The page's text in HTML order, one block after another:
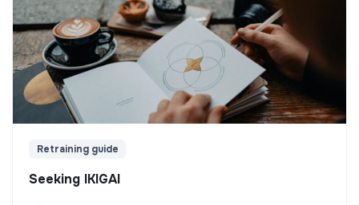
Retraining guide
Seeking IKIGAI